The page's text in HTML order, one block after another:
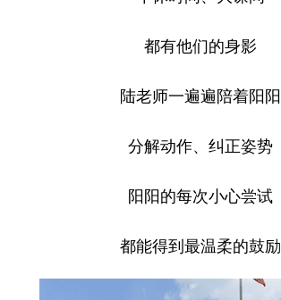
都有他们的身影
陆老师一遍遍陪着阳阳
分解动作、纠正姿势
阳阳的每次小心尝试
都能得到最温柔的鼓励